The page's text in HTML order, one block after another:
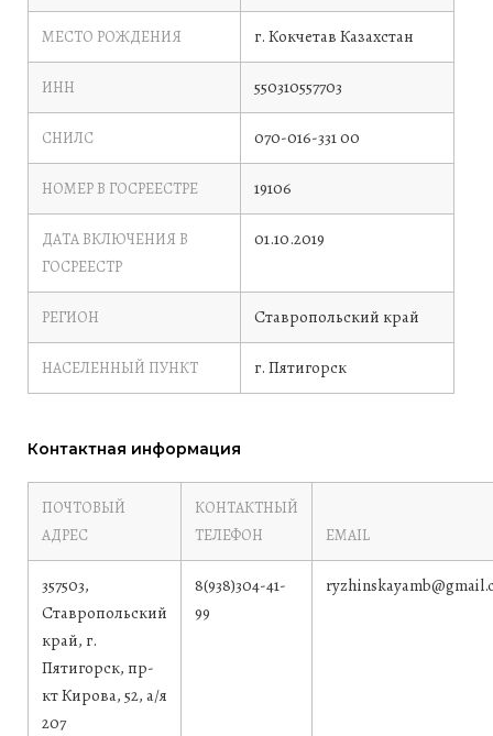
МЕСТО РОЖДЕНИЯ г. Кокчетав Казахстан
ИНН 550310557703
СНИЛС 070-016-331 00
НОМЕР В ГОСРЕЕСТРЕ 19106
ДАТА ВКЛЮЧЕНИЯ В
ГОСРЕЕСТР
01.10.2019
РЕГИОН Ставропольский край
НАСЕЛЕННЫЙ ПУНКТ г. Пятигорск
Контактная информация
ПОЧТОВЫЙ
АДРЕС
КОНТАКТНЫЙ
ТЕЛЕФОН
EMAIL
357503,
Ставропольский
край, г.
Пятигорск, пр-
кт Кирова, 52, а/я
207
8(938)304-41-
99